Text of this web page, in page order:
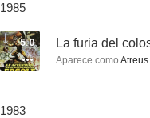
1985
5.0 La furia del
Aparece como Atreus
1983